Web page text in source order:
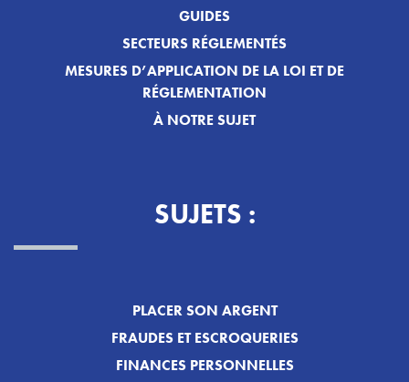
GUIDES
SECTEURS RÉGLEMENTÉS
MESURES D’APPLICATION DE LA LOI ET DE
RÉGLEMENTATION
À NOTRE SUJET
SUJETS :
PLACER SON ARGENT
FRAUDES ET ESCROQUERIES
FINANCES PERSONNELLES